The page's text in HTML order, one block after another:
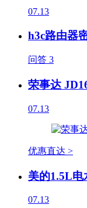
07.13
h3c路由器
问答 3
荣事达
07.13
优惠直达 >
美的1.5L电
07.13